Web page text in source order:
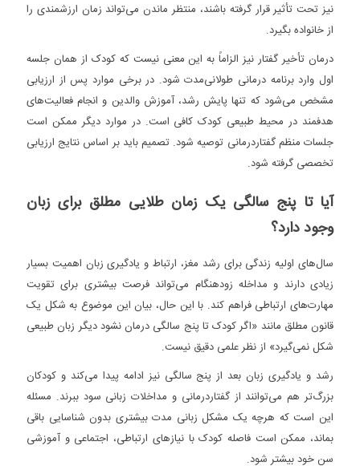
نیز تحت تأثیر قرار گرفته باشند، منتظر ماندن می‌تواند زمان ارزشمندی را
از خانواده بگیرد.
درمان تأخیر گفتار نیز الزاماً به این معنی نیست که کودک از همان جلسه
اول وارد برنامه درمانی طولانی‌مدت شود. در برخی موارد پس از ارزیابی
مشخص می‌شود که تنها پایش رشد، آموزش والدین و انجام فعالیت‌های
هدفمند در محیط طبیعی کودک کافی است. در موارد دیگر ممکن است
جلسات منظم گفتاردرمانی توصیه شود. تصمیم باید بر اساس نتایج ارزیابی
تخصصی گرفته شود.
آیا تا پنج سالگی یک زمان طلایی مطلق برای زبان
وجود دارد؟
سال‌های اولیه زندگی برای رشد مغز، ارتباط و یادگیری زبان اهمیت بسیار
زیادی دارند و مداخله زودهنگام می‌تواند فرصت بیشتری برای تقویت
مهارت‌های ارتباطی فراهم کند. با این حال، بیان این موضوع به شکل یک
قانون مطلق مانند «اگر کودک تا پنج سالگی درمان نشود دیگر زبان طبیعی
شکل نمی‌گیرد» از نظر علمی دقیق نیست.
رشد و یادگیری زبان بعد از پنج سالگی نیز ادامه پیدا می‌کند و کودکان
بزرگ‌تر هم می‌توانند از گفتاردرمانی و مداخلات زبانی سود ببرند. مسئله
این است که هرچه یک مشکل زبانی مدت بیشتری بدون شناسایی باقی
بماند، ممکن است فاصله کودک با نیازهای ارتباطی، اجتماعی و آموزشی
سن خود بیشتر شود.